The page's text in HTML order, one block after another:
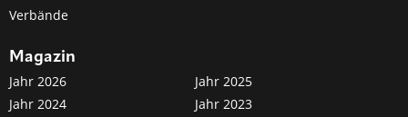
Verbände
Magazin
Jahr 2026
Jahr 2025
Jahr 2024
Jahr 2023